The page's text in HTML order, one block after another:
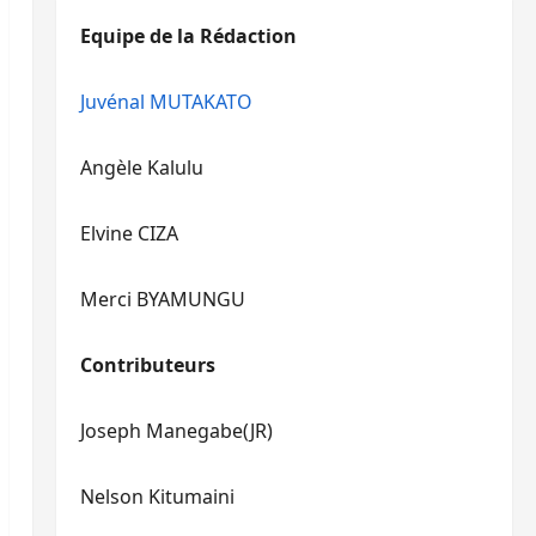
Equipe de la Rédaction
Juvénal MUTAKATO
Angèle Kalulu
Elvine CIZA
Merci BYAMUNGU
Contributeurs
Joseph Manegabe(JR)
Nelson Kitumaini